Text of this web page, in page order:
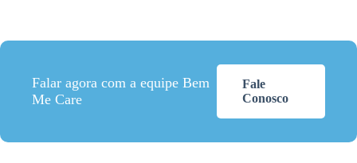
Falar agora com a equipe Bem
Me Care
Fale
Conosco